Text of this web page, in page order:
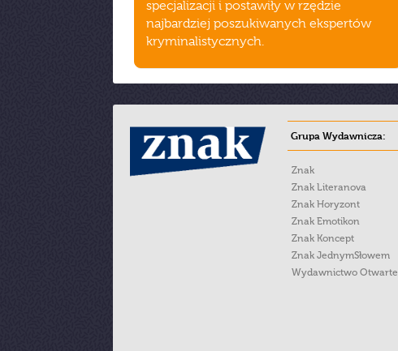
specjalizacji i postawiły w rzędzie
najbardziej poszukiwanych ekspertów
kryminalistycznych.
Grupa Wydawnicza:
Znak
Znak Literanova
Znak Horyzont
Znak Emotikon
Znak Koncept
Znak JednymSłowem
Wydawnictwo Otwarte